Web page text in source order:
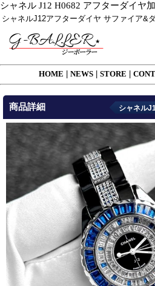
シャネル J12 H0682 アフターダイヤ
シャネルJ12アフターダイヤ サファイア&
HOME NEWS STORE
商品詳細 シャネル